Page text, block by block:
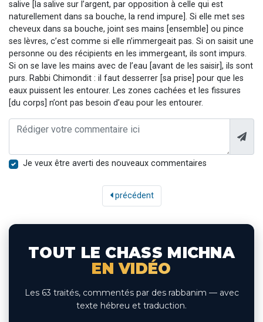
salive [la salive sur l’argent, par opposition à celle qui est
naturellement dans sa bouche, la rend impure]. Si elle met ses
cheveux dans sa bouche, joint ses mains [ensemble] ou pince
ses lèvres, c’est comme si elle n’immergeait pas. Si on saisit une
personne ou des récipients en les immergeant, ils sont impurs.
Si on se lave les mains avec de l’eau [avant de les saisir], ils sont
purs. Rabbi Chimondit : il faut desserrer [sa prise] pour que les
eaux puissent les entourer. Les zones cachées et les fissures
[du corps] n’ont pas besoin d’eau pour les entourer.
Je veux être averti des nouveaux commentaires
précédent
TOUT LE CHASS MICHNA
EN VIDÉO
Les 63 traités, commentés par des rabbanim — avec
texte hébreu et traduction.